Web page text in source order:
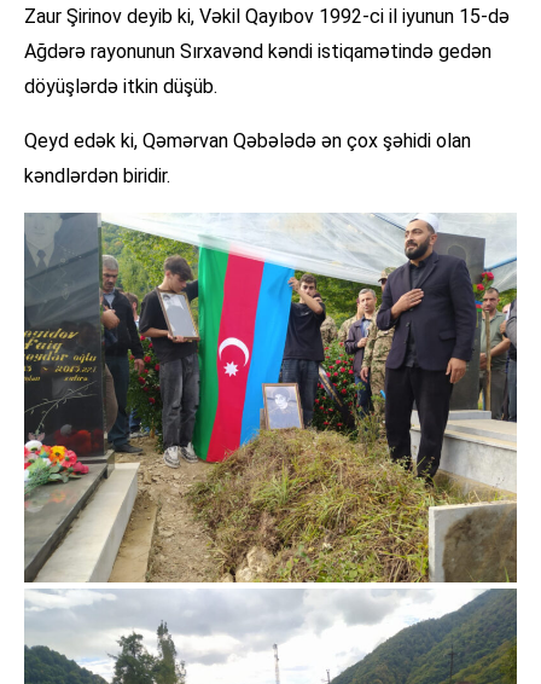
Zaur Şirinov deyib ki, Vəkil Qayıbov 1992-ci il iyunun 15-də
Ağdərə rayonunun Sırxavənd kəndi istiqamətində gedən
döyüşlərdə itkin düşüb.
Qeyd edək ki, Qəmərvan Qəbələdə ən çox şəhidi olan
kəndlərdən biridir.